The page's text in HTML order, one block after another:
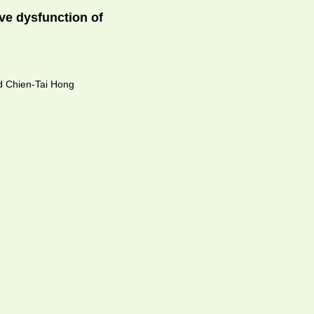
dysfunction of
Chien-Tai Hong